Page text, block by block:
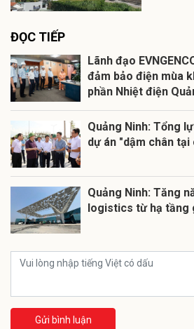
ĐỌC TIẾP
Lãnh đạo
đảm bảo điện mùa
phần Nhiệt điện
Quảng Ninh: Tổng
dự án "dậm chân tại
Quảng Ninh: Tăng
logistics từ hạ tầng
Gửi bình luận